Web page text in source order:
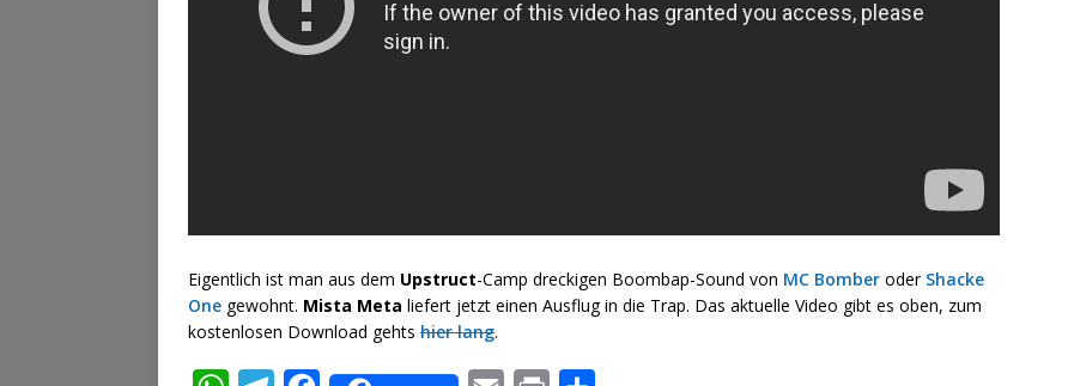
Eigentlich ist man aus dem Upstruct-Camp dreckigen Boombap-Sound von MC Bomber oder Shacke
One gewohnt. Mista Meta liefert jetzt einen Ausflug in die Trap. Das aktuelle Video gibt es oben, zum
kostenlosen Download gehts hier lang.